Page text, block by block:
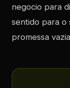
negocio para
sentido para o
promessa